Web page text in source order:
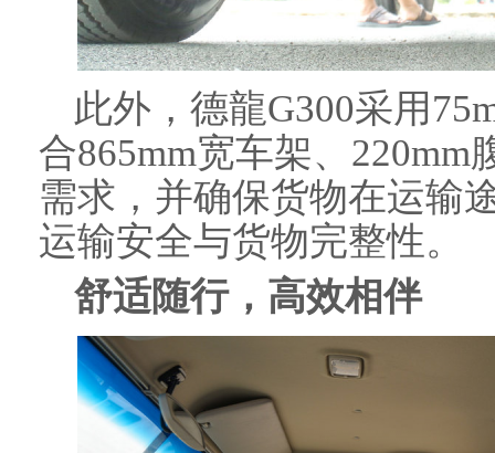
此外，德龍G300采用
合865mm宽车架、
需求，并确保货物在运输
运输安全与货物完整性。
舒适随行，高效相伴